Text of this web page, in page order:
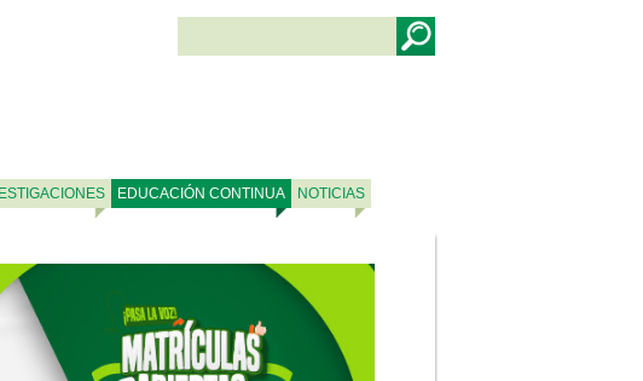
EDUCACIÓN CONTINUA NOTICIAS